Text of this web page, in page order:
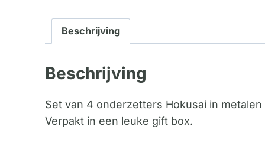
Beschrijving
Beschrijving
Set van 4 onderzetters Hokusai in metalen
Verpakt in een leuke gift box.